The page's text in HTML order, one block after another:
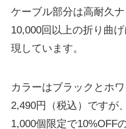
ケーブル部分は高耐久
10,000回以上の折り曲
現しています。
カラーはブラックとホ
2,490円（税込）ですが
1,000個限定で10%OFF